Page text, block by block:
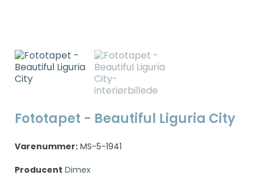
Fototapet - Beautiful Liguria City
Varenummer: MS-5-1941
Producent Dimex